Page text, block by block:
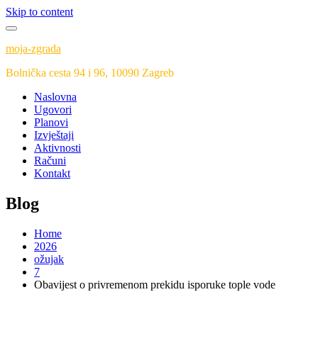
Skip to content
moja-zgrada
Bolnička cesta 94 i 96, 10090 Zagreb
Naslovna
Ugovori
Planovi
Izvještaji
Aktivnosti
Računi
Kontakt
Blog
Home
2026
ožujak
7
Obavijest o privremenom prekidu isporuke tople vode